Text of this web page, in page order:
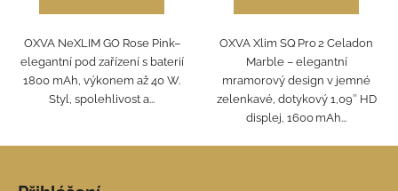
OXVA NeXLIM GO Rose Pink–
elegantní pod zařízení s baterií
1800 mAh, výkonem až 40 W.
Styl, spolehlivost a...
OXVA Xlim SQ Pro 2 Celadon
Marble – elegantní
mramorový design v jemné
zelenkavé, dotykový 1,09″ HD
displej, 1600 mAh...